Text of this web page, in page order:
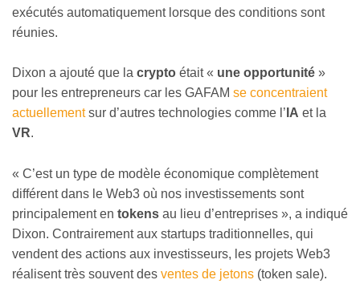
exécutés automatiquement lorsque des conditions sont
réunies.
Dixon a ajouté que la crypto était« une opportunité »
pour les entrepreneurs car les GAFAM se concentraient
actuellementsur d’autres technologies comme l’ IA et la
VR.
« C’est un type de modèle économique complètement
différent dans le Web3 où nos investissements sont
principalement en tokens au lieu d’entreprises », a indiqué
Dixon. Contrairement aux startups traditionnelles, qui
vendent des actions aux investisseurs, les projets Web3
réalisent très souvent des ventes de jetons (token sale).